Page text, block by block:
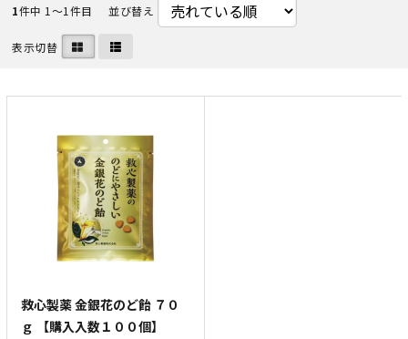
1件中 1〜1件目 並び替え
表示切替
救心製薬 金銀花のど飴 ７０
ｇ 【購入入数１００個】